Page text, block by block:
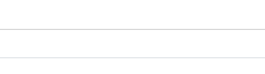
Box- oder Listenansicht wählen.